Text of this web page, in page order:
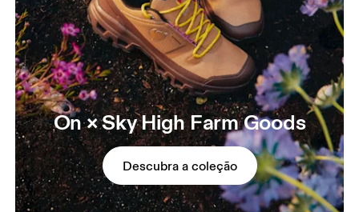
On × Sky High Farm Goods
Descubra a coleção